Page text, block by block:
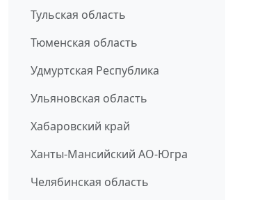
Тульская область
Тюменская область
Удмуртская Республика
Ульяновская область
Хабаровский край
Ханты-Мансийский АО-Югра
Челябинская область